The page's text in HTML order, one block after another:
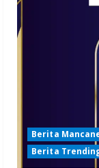
Final
Berita
Berita